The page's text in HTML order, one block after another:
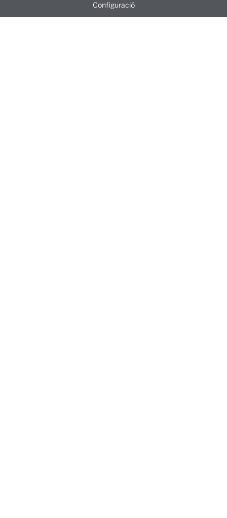
Configuració